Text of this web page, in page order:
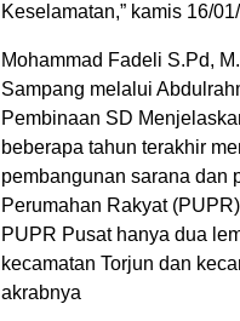
Keselamatan,” kamis 16/
Mohammad Fadeli S.Pd,
Sampang melalui
Pembinaan SD
beberapa tahun terakhir
pembangunan sarana dan
Perumahan Rakyat
PUPR Pusat hanya dua
kecamatan Torjun dan
akrabnya